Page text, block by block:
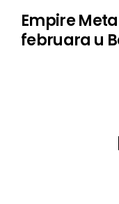
Empire
februara u